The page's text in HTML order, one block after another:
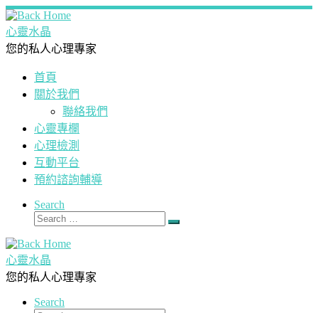
Skip
to
content
心靈水晶
您的私人心理專家
首頁
關於我們
聯絡我們
心靈專欄
心理檢測
互動平台
預約諮詢輔導
Search
Search
Search
心靈水晶
您的私人心理專家
Search